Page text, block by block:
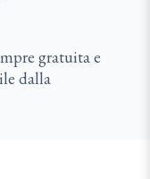
gratuita e
dalla